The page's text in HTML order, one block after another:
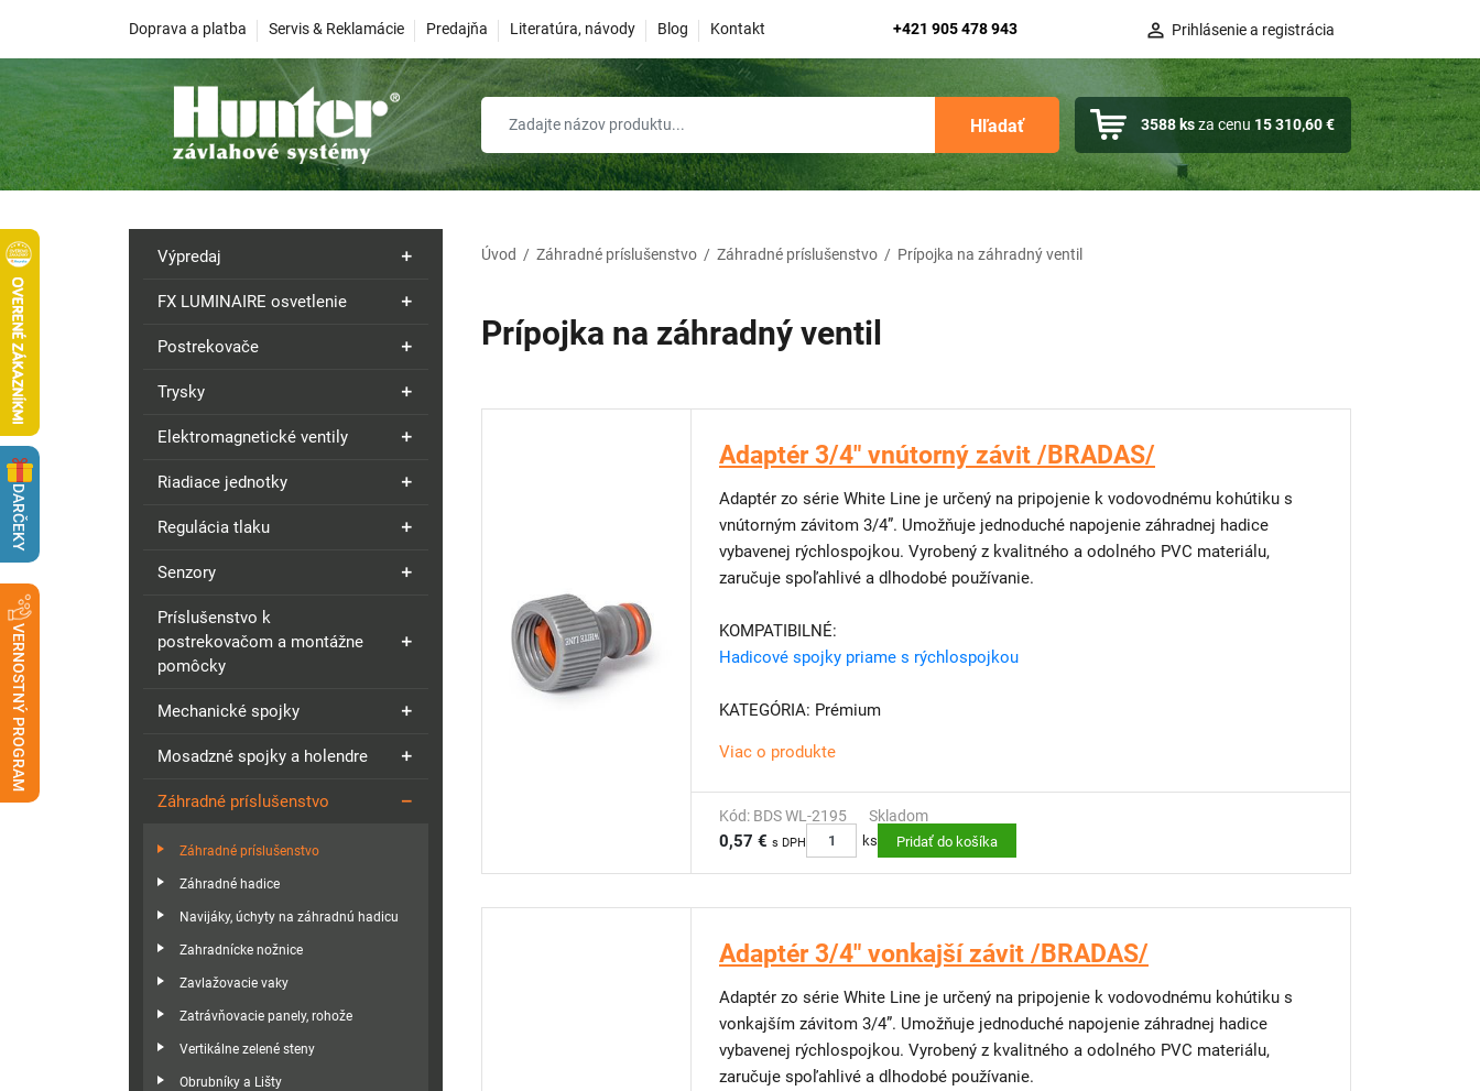
Doprava a platba Servis & Reklamácie Predajňa Literatúra, návody Blog Kontakt +421 905 478 943 Prihlásenie a registrácia
Hľadať 3588ksza cenu 15 310,60 €
Výpredaj
FX LUMINAIRE osvetlenie
Postrekovače
Trysky
Elektromagnetické ventily
Riadiace jednotky
Regulácia tlaku
Senzory
Príslušenstvo k
postrekovačom a montážne
pomôcky
Mechanické spojky
Mosadzné spojky a holendre
Záhradné príslušenstvo
Záhradné príslušenstvo
Záhradné hadice
Navijáky, úchyty na záhradnú hadicu
Zahradnícke nožnice
Zavlažovacie vaky
Zatrávňovacie panely, rohože
Vertikálne zelené steny
Obrubníky a Lišty
Úvod / Záhradné príslušenstvo / Záhradné príslušenstvo / Prípojka na záhradný ventil
Prípojka na záhradný ventil
Adaptér 3/4" vnútorný závit /BRADAS/
Adaptér zo série White Line je určený na pripojenie k vodovodnému kohútiku s
vnútorným závitom 3/4”. Umožňuje jednoduché napojenie záhradnej hadice
vybavenej rýchlospojkou. Vyrobený z kvalitného a odolného PVC materiálu,
zaručuje spoľahlivé a dlhodobé používanie.
KOMPATIBILNÉ:
Hadicové spojky priame s rýchlospojkou
KATEGÓRIA: Prémium
Viac o produkte
Kód: BDS WL-2195 Skladom
0,57 € s DPH ks Pridať do košíka
Adaptér 3/4" vonkajší závit /BRADAS/
Adaptér zo série White Line je určený na pripojenie k vodovodnému kohútiku s
vonkajším závitom 3/4”. Umožňuje jednoduché napojenie záhradnej hadice
vybavenej rýchlospojkou. Vyrobený z kvalitného a odolného PVC materiálu,
zaručuje spoľahlivé a dlhodobé používanie.
DARČEKY
VERNOSTNÝ PROGRAM